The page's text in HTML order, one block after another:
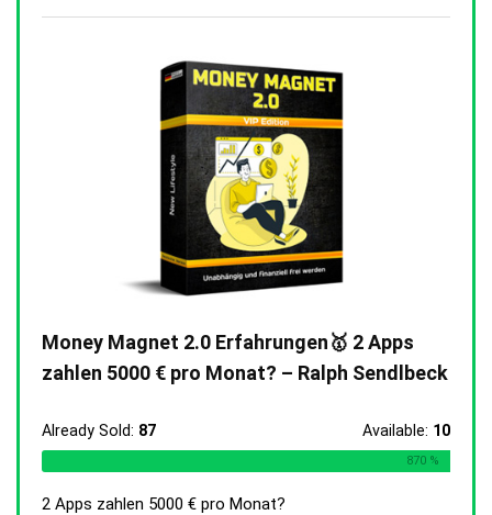
Money Magnet 2.0 Erfahrungen🥇 2 Apps
zahlen 5000 € pro Monat? – Ralph Sendlbeck
Already Sold: 87 Available: 10
870 %
2 Apps zahlen 5000 € pro Monat?